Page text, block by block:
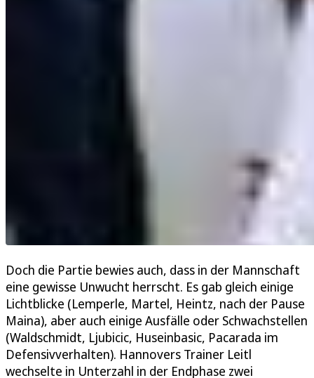
Doch die Partie bewies auch, dass in der Mannschaft
eine gewisse Unwucht herrscht. Es gab gleich einige
Lichtblicke (Lemperle, Martel, Heintz, nach der Pause
Maina), aber auch einige Ausfälle oder Schwachstellen
(Waldschmidt, Ljubicic, Huseinbasic, Pacarada im
Defensivverhalten). Hannovers Trainer Leitl
wechselte in Unterzahl in der Endphase zwei